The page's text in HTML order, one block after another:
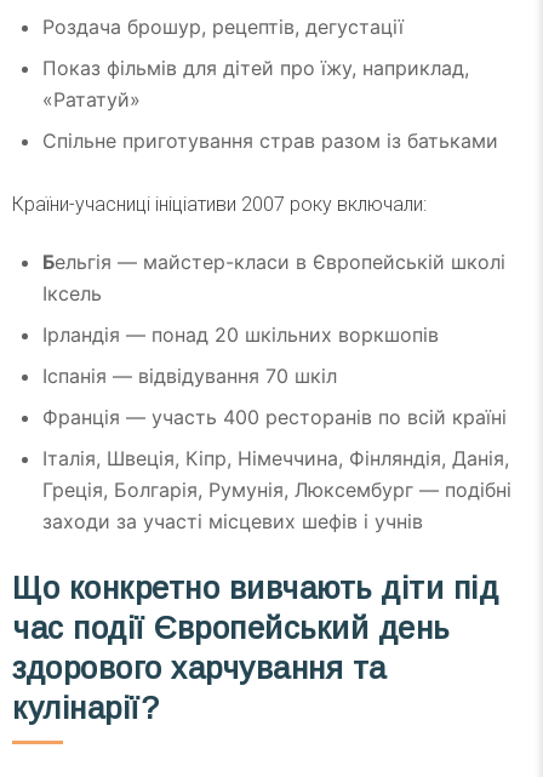
Роздача брошур, рецептів, дегустації
Показ фільмів для дітей про їжу, наприклад,
«Рататуй»
Спільне приготування страв разом із батьками
Країни-учасниці ініціативи 2007 року включали:
Бельгія — майстер-класи в Європейській школі
Іксель
Ірландія — понад 20 шкільних воркшопів
Іспанія — відвідування 70 шкіл
Франція — участь 400 ресторанів по всій країні
Італія, Швеція, Кіпр, Німеччина, Фінляндія, Данія,
Греція, Болгарія, Румунія, Люксембург — подібні
заходи за участі місцевих шефів і учнів
Що конкретно вивчають діти під
час події Європейський день
здорового харчування та
кулінарії?